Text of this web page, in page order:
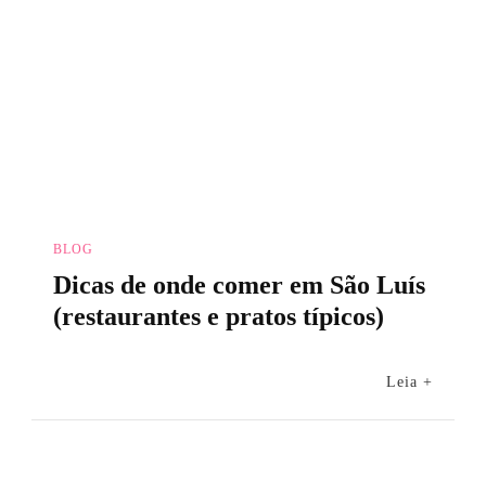
BLOG
Dicas de onde comer em São Luís
(restaurantes e pratos típicos)
Leia +